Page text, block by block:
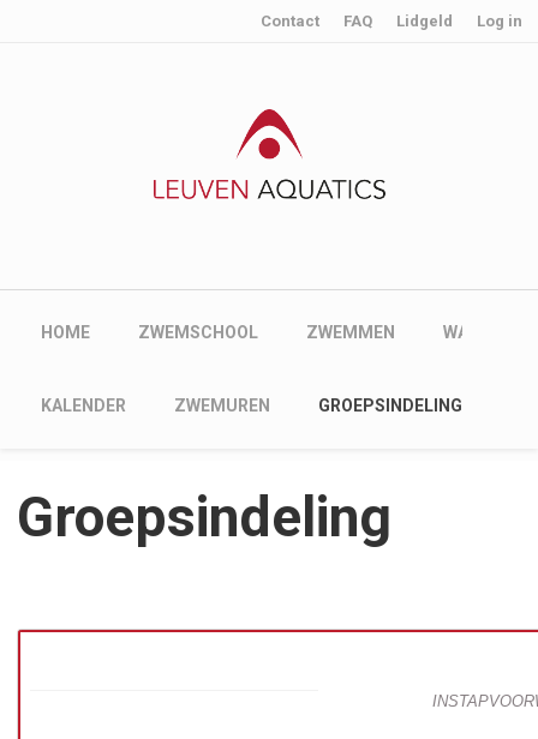
User account menu
Contact FAQ Lidgeld Log in
Main navigation
HOME ZWEMSCHOOL ZWEMMEN
Main navigation
KALENDER ZWEMUREN GROEPSINDELING
Groepsindeling